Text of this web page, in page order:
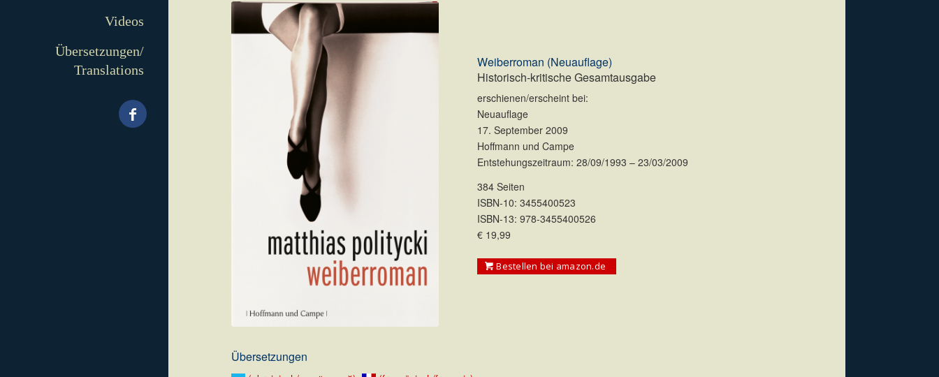
Videos
Übersetzungen/
Translations
Weiberroman (Neuauflage)
Historisch-kritische Gesamtausgabe
erschienen/erscheint bei:
Neuauflage
17. September 2009
Hoffmann und Campe
Entstehungszeitraum: 28/09/1993 – 23/03/2009
384 Seiten
ISBN-10: 3455400523
ISBN-13: 978-3455400526
€ 19,99
Bestellen bei amazon.de
Übersetzungen